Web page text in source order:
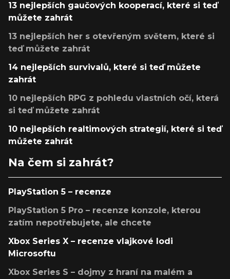
13 nejlepších gaučových kooperací, které si teď
můžete zahrát
13 nejlepších her s otevřeným světem, které si
teď můžete zahrát
14 nejlepších survivalů, které si teď můžete
zahrát
10 nejlepších RPG z pohledu vlastních očí, která
si teď můžete zahrát
10 nejlepších realtimových strategií, které si teď
můžete zahrát
Na čem si zahrát?
PlayStation 5 – recenze
PlayStation 5 Pro – recenze konzole, kterou
zatím nepotřebujete, ale chcete
Xbox Series X – recenze vlajkové lodi
Microsoftu
Xbox Series S – dojmy z hraní na malém a